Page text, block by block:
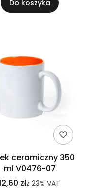
Do koszyka
ceramiczny 350
ml V0476-07
złz 23% VAT